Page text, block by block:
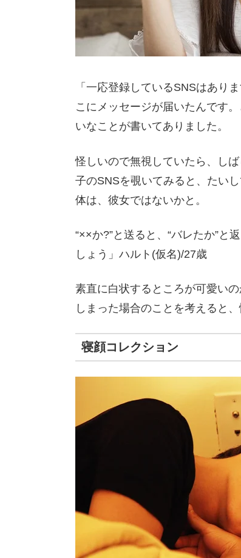
「一応登録しているSNSはあり
こにメッセージが届いたんです
いなことが書いてありました。
怪しいので無視していたら、し
子のSNSを覗いてみると、たい
体は、彼女ではないかと。
“××か?”と送ると、“バレたか”と
しょう」ハルト(仮名)/27歳
素直に白状するところが可愛い
しまった場合のことを考えると
寝顔コレクション